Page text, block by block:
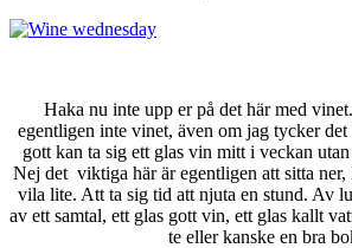
Haka nu inte upp er på det här med
egentligen inte vinet, även om jag tycker
gott kan ta sig ett glas vin mitt i veckan
Nej det viktiga här är egentligen att sitta ner,
vila lite. Att ta sig tid att njuta en stund. Av
av ett samtal, ett glas gott vin, ett glas kallt
te eller kanske en bra